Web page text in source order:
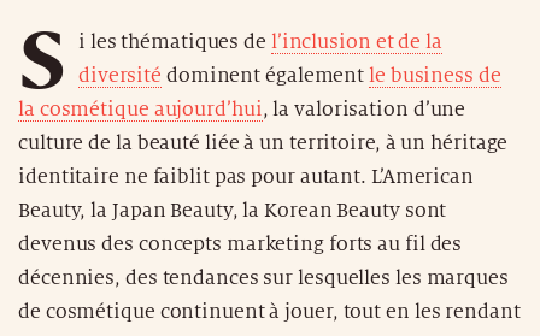
S i les thématiques de l’inclusion et de la
diversité dominent également le business de
la cosmétique aujourd’hui, la valorisation d’une
culture de la beauté liée à un territoire, à un héritage
identitaire ne faiblit pas pour autant. L’American
Beauty, la Japan Beauty, la Korean Beauty sont
devenus des concepts marketing forts au fil des
décennies, des tendances sur lesquelles les marques
de cosmétique continuent à jouer, tout en les rendant